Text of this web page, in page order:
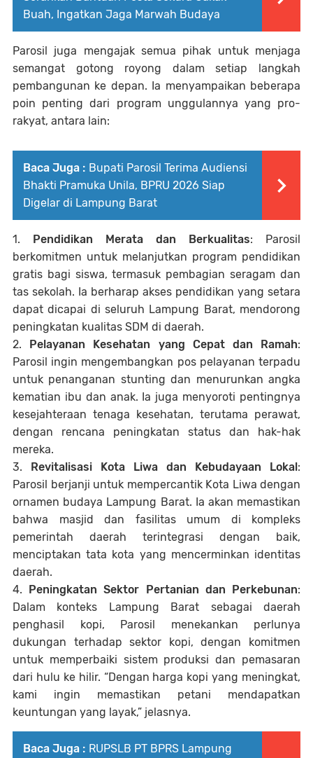
Buah, Ingatkan Jaga Marwah Budaya
Parosil juga mengajak semua pihak untuk menjaga
semangat gotong royong dalam setiap langkah
pembangunan ke depan. Ia menyampaikan beberapa
poin penting dari program unggulannya yang pro-
rakyat, antara lain:
Baca Juga : Bupati Parosil Terima Audiensi
Bhakti Pramuka Unila, BPRU 2026 Siap
Digelar di Lampung Barat
1. Pendidikan Merata dan Berkualitas: Parosil
berkomitmen untuk melanjutkan program pendidikan
gratis bagi siswa, termasuk pembagian seragam dan
tas sekolah. Ia berharap akses pendidikan yang setara
dapat dicapai di seluruh Lampung Barat, mendorong
peningkatan kualitas SDM di daerah.
2. Pelayanan Kesehatan yang Cepat dan Ramah:
Parosil ingin mengembangkan pos pelayanan terpadu
untuk penanganan stunting dan menurunkan angka
kematian ibu dan anak. Ia juga menyoroti pentingnya
kesejahteraan tenaga kesehatan, terutama perawat,
dengan rencana peningkatan status dan hak-hak
mereka.
3. Revitalisasi Kota Liwa dan Kebudayaan Lokal:
Parosil berjanji untuk mempercantik Kota Liwa dengan
ornamen budaya Lampung Barat. Ia akan memastikan
bahwa masjid dan fasilitas umum di kompleks
pemerintah daerah terintegrasi dengan baik,
menciptakan tata kota yang mencerminkan identitas
daerah.
4. Peningkatan Sektor Pertanian dan Perkebunan:
Dalam konteks Lampung Barat sebagai daerah
penghasil kopi, Parosil menekankan perlunya
dukungan terhadap sektor kopi, dengan komitmen
untuk memperbaiki sistem produksi dan pemasaran
dari hulu ke hilir. “Dengan harga kopi yang meningkat,
kami ingin memastikan petani mendapatkan
keuntungan yang layak,” jelasnya.
Baca Juga : RUPSLB PT BPRS Lampung